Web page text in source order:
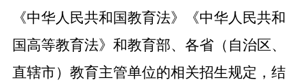
《中华人民共和国教育法》《中华人民共和
国高等教育法》和教育部、各省（自治区、
直辖市）教育主管单位的相关招生规定，结